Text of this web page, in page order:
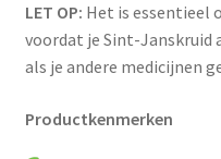
LET OP: Het is essentieel
voordat je Sint-Janskruid
als je andere medicijnen
Productkenmerken